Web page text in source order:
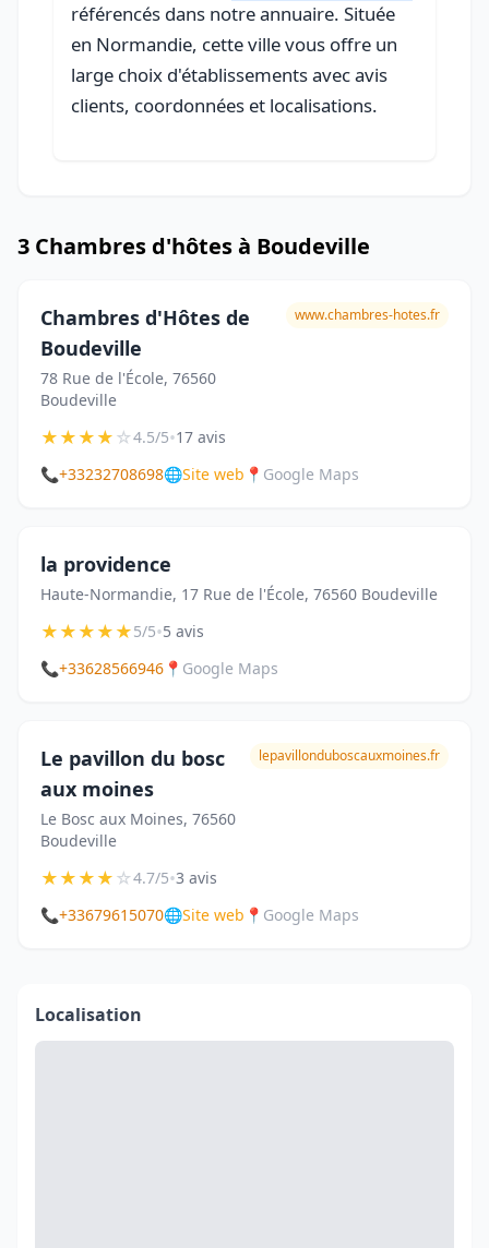
référencés dans notre annuaire. Située
en Normandie, cette ville vous offre un
large choix d'établissements avec avis
clients, coordonnées et localisations.
3 Chambres d'hôtes à Boudeville
Chambres d'Hôtes de
Boudeville
78 Rue de l'École, 76560
Boudeville
www.chambres-hotes.fr
★★★★☆4.5/5•17 avis
📞+33232708698🌐Site web 📍 Google Maps
la providence
Haute-Normandie, 17 Rue de l'École, 76560 Boudeville
★★★★★5/5•5 avis
📞+33628566946 📍 Google Maps
Le pavillon du bosc
aux moines
Le Bosc aux Moines, 76560
Boudeville
lepavillonduboscauxmoines.fr
★★★★☆4.7/5•3 avis
📞+33679615070🌐Site web 📍 Google Maps
Localisation